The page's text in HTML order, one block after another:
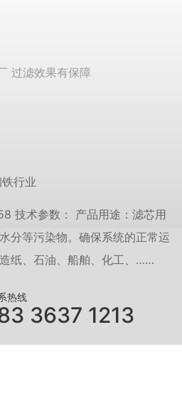
过滤效果有保障
行业
技术参数： 产品用途：滤芯用
分等污染物。确保系统的正常运
纸、石油、船舶、化工、……
热线
3637 1213